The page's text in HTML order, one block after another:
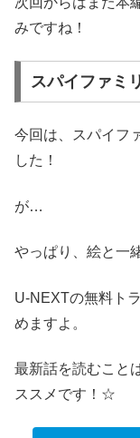
みですね！
スパイファミ
今回は、スパイフ
した！
が…
やっぱり、絵と一
U-NEXTの無料ト
めますよ。
最新話を読むこと
ススメです！☆